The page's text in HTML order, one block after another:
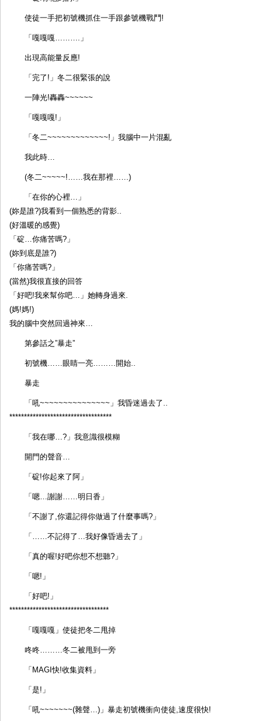
使徒一手把初號機抓住一手跟參號機戰鬥!
「嘎嘎嘎……….」
出現高能量反應!
「完了!」冬二很緊張的說
一陣光!轟轟~~~~~~
「嘎嘎嘎!」
「冬二~~~~~~~~~~~~~!」我腦中一片混亂
我此時…
(冬二~~~~~!……我在那裡……)
「在你的心裡…」
(妳是誰?)我看到一個熟悉的背影..
(好溫暖的感覺)
「碇…你痛苦嗎?」
(妳到底是誰?)
「你痛苦嗎?」
(當然)我很直接的回答
「好吧!我來幫你吧…」她轉身過來.
(媽!媽!)
我的腦中突然回過神來…
第參話之”暴走”
初號機……眼睛一亮………開始..
暴走
「吼~~~~~~~~~~~~~~~」我昏迷過去了..
***********************************
「我在哪…?」我意識很模糊
開門的聲音…
「碇!你起來了阿」
「嗯…謝謝……明日香」
「不謝了,你還記得你做過了什麼事嗎?」
「……不記得了…我好像昏過去了」
「真的喔!好吧你想不想聽?」
「嗯!」
「好吧!」
**********************************
「嘎嘎嘎」使徒把冬二甩掉
咚咚………冬二被甩到一旁
「MAGI快!收集資料」
「是!」
「吼~~~~~~~(雜聲…)」暴走初號機衝向使徒,速度很快!